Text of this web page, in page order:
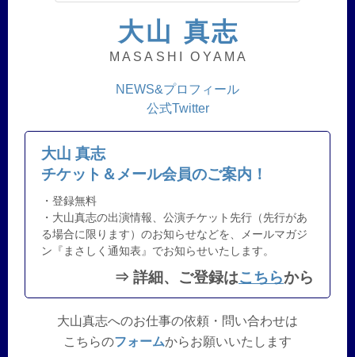
大山 真志
MASASHI OYAMA
NEWS&プロフィール
公式Twitter
大山 真志
チケット＆メール会員のご案内！
・登録無料
・大山真志の出演情報、公演チケット先行（先行があ
る場合に限ります）のお知らせなどを、メールマガジ
ン『まさしく通知表』でお知らせいたします。
⇒ 詳細、ご登録はこちらから
大山真志へのお仕事の依頼・問い合わせは
こちらのフォームからお願いいたします